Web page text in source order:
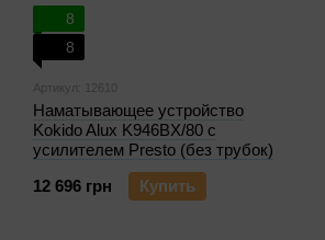
8
8
Артикул: 12610
Наматывающее устройство
Kokido Alux K946BX/80 c
усилителем Presto (без трубок)
12 696 грн
Купить